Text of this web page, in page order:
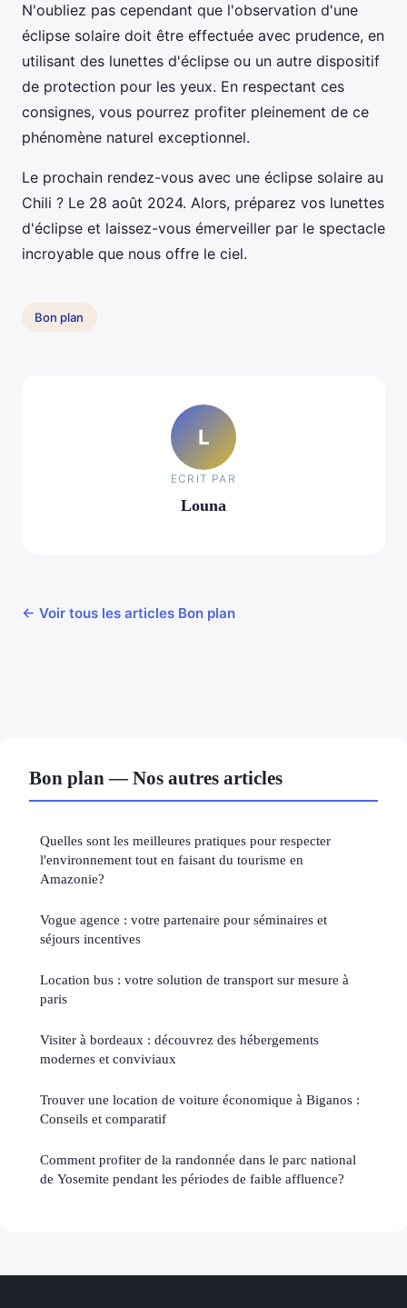
N'oubliez pas cependant que l'observation d'une
éclipse solaire doit être effectuée avec prudence, en
utilisant des lunettes d'éclipse ou un autre dispositif
de protection pour les yeux. En respectant ces
consignes, vous pourrez profiter pleinement de ce
phénomène naturel exceptionnel.
Le prochain rendez-vous avec une éclipse solaire au
Chili ? Le 28 août 2024. Alors, préparez vos lunettes
d'éclipse et laissez-vous émerveiller par le spectacle
incroyable que nous offre le ciel.
Bon plan
L
ECRIT PAR
Louna
← Voir tous les articles Bon plan
Bon plan — Nos autres articles
Quelles sont les meilleures pratiques pour respecter
l'environnement tout en faisant du tourisme en
Amazonie?
Vogue agence : votre partenaire pour séminaires et
séjours incentives
Location bus : votre solution de transport sur mesure à
paris
Visiter à bordeaux : découvrez des hébergements
modernes et conviviaux
Trouver une location de voiture économique à Biganos :
Conseils et comparatif
Comment profiter de la randonnée dans le parc national
de Yosemite pendant les périodes de faible affluence?